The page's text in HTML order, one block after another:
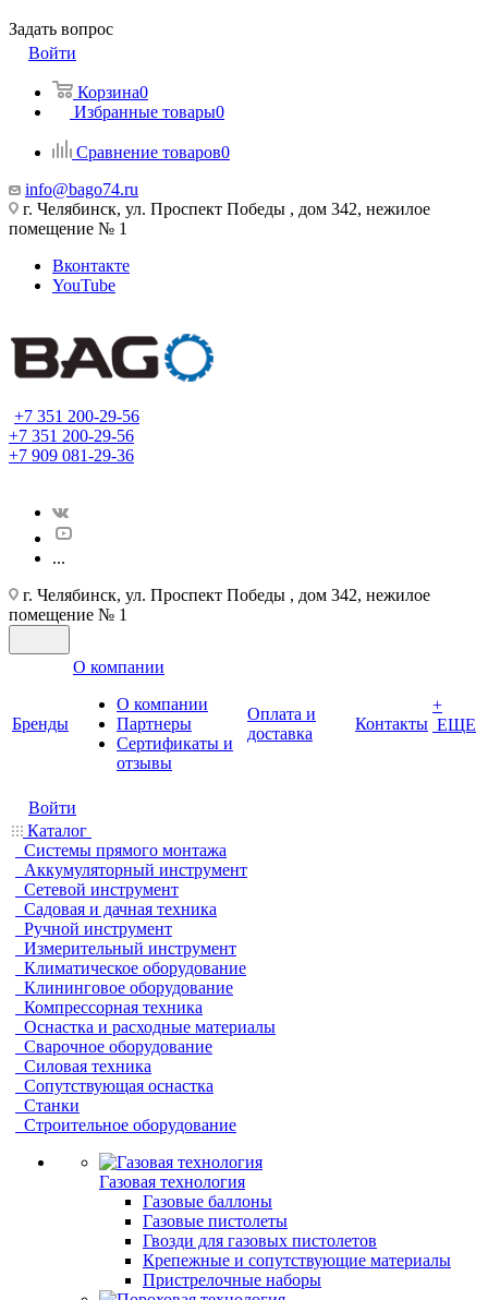
Задать вопрос
Войти
Корзина0
Избранные товары0
Сравнение товаров0
info@bago74.ru
г. Челябинск, ул. Проспект Победы , дом 342, нежилое
помещение № 1
Вконтакте
YouTube
+7 351 200-29-56
+7 351 200-29-56
+7 909 081-29-36
...
г. Челябинск, ул. Проспект Победы , дом 342, нежилое
помещение № 1
Бренды
О компании
О компании
Партнеры
Cертификаты и
отзывы
Оплата и
доставка
Контакты
+
ЕЩЕ
Войти
Каталог
Системы прямого монтажа
Аккумуляторный инструмент
Сетевой инструмент
Садовая и дачная техника
Ручной инструмент
Измерительный инструмент
Климатическое оборудование
Клининговое оборудование
Компрессорная техника
Оснастка и расходные материалы
Сварочное оборудование
Силовая техника
Сопутствующая оснастка
Станки
Строительное оборудование
Газовая технология
Газовые баллоны
Газовые пистолеты
Гвозди для газовых пистолетов
Крепежные и сопутствующие материалы
Пристрелочные наборы